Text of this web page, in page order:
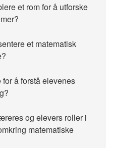
et rom for å utforske
et matematisk
å forstå elevenes
og elevers roller i
matematiske